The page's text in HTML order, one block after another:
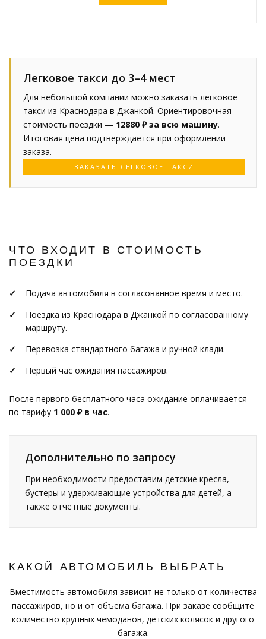
Легковое такси до 3–4 мест
Для небольшой компании можно заказать легковое
такси из Краснодара в Джанкой. Ориентировочная
стоимость поездки — 12880 ₽ за всю машину.
Итоговая цена подтверждается при оформлении
заказа.
ЗАКАЗАТЬ ЛЕГКОВОЕ ТАКСИ
ЧТО ВХОДИТ В СТОИМОСТЬ
ПОЕЗДКИ
Подача автомобиля в согласованное время и место.
Поездка из Краснодара в Джанкой по согласованному
маршруту.
Перевозка стандартного багажа и ручной клади.
Первый час ожидания пассажиров.
После первого бесплатного часа ожидание оплачивается
по тарифу 1 000 ₽ в час.
Дополнительно по запросу
При необходимости предоставим детские кресла,
бустеры и удерживающие устройства для детей, а
также отчётные документы.
КАКОЙ АВТОМОБИЛЬ ВЫБРАТЬ
Вместимость автомобиля зависит не только от количества
пассажиров, но и от объёма багажа. При заказе сообщите
количество крупных чемоданов, детских колясок и другого
багажа.